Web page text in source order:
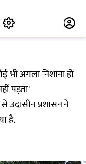
भी अगला निशाना हो
पड़ता'
उदासीन प्रशासन ने
है.